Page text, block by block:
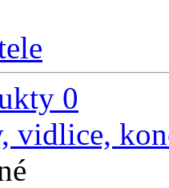
0
vidlice,